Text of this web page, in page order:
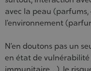
avec la peau
l’environnement
N’en doutons pas un
en état de